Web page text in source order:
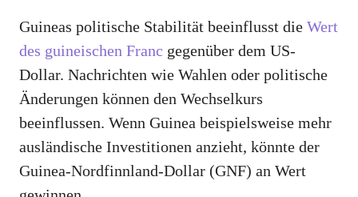
Guineas politische Stabilität beeinflusst die Wert
des guineischen Franc gegenüber dem US-
Dollar. Nachrichten wie Wahlen oder politische
Änderungen können den Wechselkurs
beeinflussen. Wenn Guinea beispielsweise mehr
ausländische Investitionen anzieht, könnte der
Guinea-Nordfinnland-Dollar (GNF) an Wert